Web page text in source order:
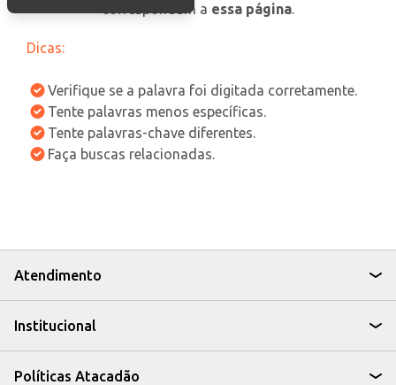
correspondam a essa página.
Dicas:
Verifique se a palavra foi digitada corretamente.
Tente palavras menos específicas.
Tente palavras-chave diferentes.
Faça buscas relacionadas.
Atendimento
Institucional
Políticas Atacadão